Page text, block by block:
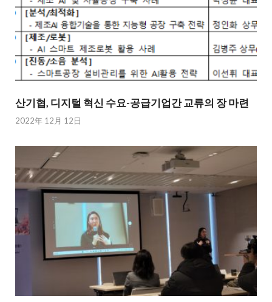
산기협, 디지털 혁신 수요-공급기업간 교류의 장 마련
2022年 12月 12日